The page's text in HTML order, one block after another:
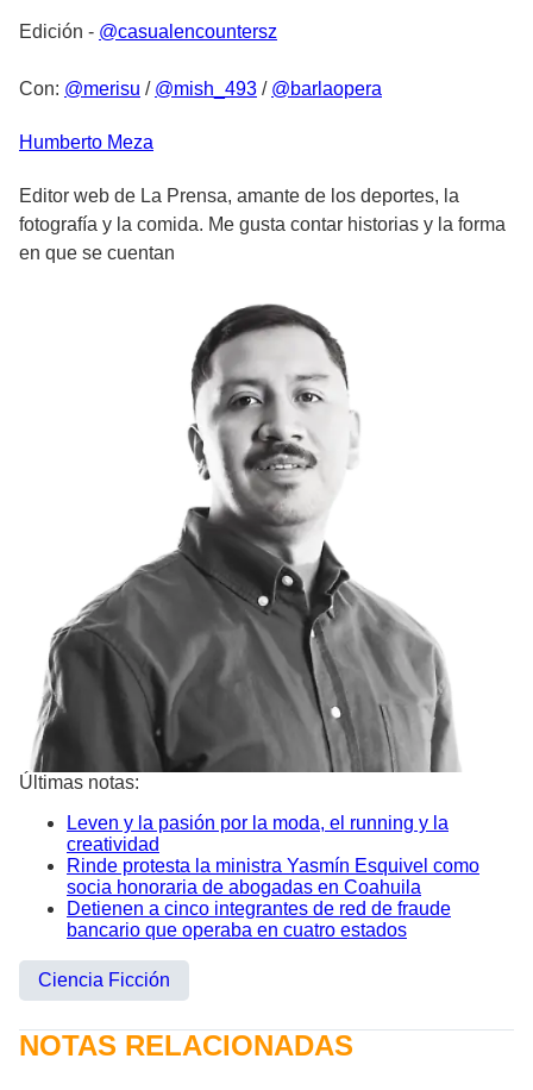
Edición - @casualencountersz
Con: @merisu / @mish_493 / @barlaopera
Humberto Meza
Editor web de La Prensa, amante de los deportes, la
fotografía y la comida. Me gusta contar historias y la forma
en que se cuentan
Últimas notas:
Leven y la pasión por la moda, el running y la
creatividad
Rinde protesta la ministra Yasmín Esquivel como
socia honoraria de abogadas en Coahuila
Detienen a cinco integrantes de red de fraude
bancario que operaba en cuatro estados
Ciencia Ficción
NOTAS RELACIONADAS